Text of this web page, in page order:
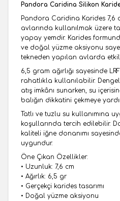
Pandora Caridina Silikon
Pandora Caridina Karides 7,6
avlarında kullanılmak üzere
yapay yemdir. Karides
ve doğal yüzme aksiyonu
tekneden yapılan avlarda
6,5 gram ağırlığı sayesinde
rahatlıkla kullanılabilir.
atış imkânı sunarken, su
balığın dikkatini çekmeye
Tatlı ve tuzlu su kullanımına
koşullarında tercih edilebilir.
kaliteli iğne donanımı
uygundur.
Öne Çıkan Özellikler:
• Uzunluk: 7,6 cm
• Ağırlık: 6,5 gr
• Gerçekçi karides tasarımı
• Doğal yüzme aksiyonu